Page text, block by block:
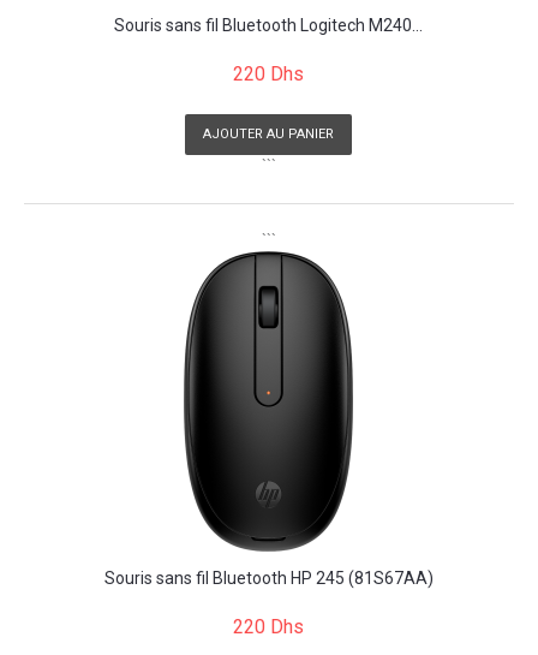
Souris sans fil Bluetooth Logitech M240...
220 Dhs
AJOUTER AU PANIER
```
```
Souris sans fil Bluetooth HP 245 (81S67AA)
220 Dhs